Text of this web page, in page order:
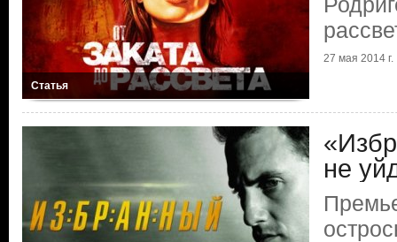
Статья
27 мая 2014 г.
не